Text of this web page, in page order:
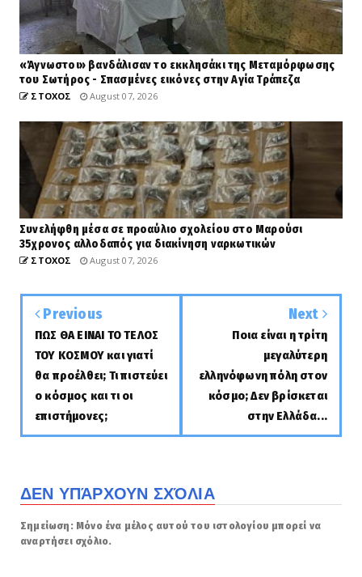
«Άγνωστοι» βανδάλισαν το εκκλησάκι της Μεταμόρφωσης
του Σωτήρος - Σπασμένες εικόνες στην Αγία Τράπεζα
ΣΤΟΧΟΣ August 07, 2026
Συνελήφθη μέσα σε προαύλιο σχολείου στο Μαρούσι
35χρονος αλλοδαπός για διακίνηση ναρκωτικών
ΣΤΟΧΟΣ August 07, 2026
Previous
ΠΩΣ ΘΑ ΕΙΝΑΙ ΤΟ ΤΕΛΟΣ
ΤΟΥ ΚΟΣΜΟΥ και γιατί
θα προέλθει; Τι πιστεύει
ο κόσμος και τι οι
επιστήμονες;
Next
Ποια είναι η τρίτη
μεγαλύτερη
ελληνόφωνη πόλη στον
κόσμο; Δεν βρίσκεται
στην Ελλάδα...
ΔΕΝ ΥΠΆΡΧΟΥΝ ΣΧΌΛΙΑ
Σημείωση: Μόνο ένα μέλος αυτού του ιστολογίου μπορεί να
αναρτήσει σχόλιο.